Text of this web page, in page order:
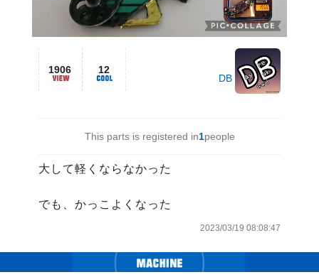
1906 12
DB
This parts is registered in1people
大して軽くならなかった
でも、かっこよくなった
2023/03/19 08:08:47